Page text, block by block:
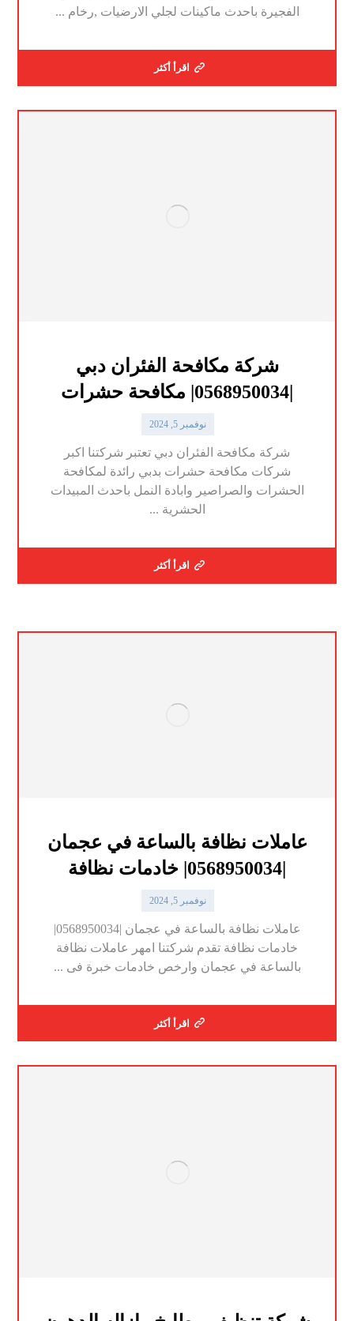
الفجيرة باحدث ماكينات لجلي الارضيات ,رخام ...
اقرأ أكثر
شركة مكافحة الفئران دبي
|0568950034| مكافحة حشرات
نوفمبر 5, 2024
شركة مكافحة الفئران دبي تعتبر شركتنا اكبر
شركات مكافحة حشرات بدبي رائدة لمكافحة
الحشرات والصراصير وابادة النمل باحدث المبيدات
الحشرية ...
اقرأ أكثر
عاملات نظافة بالساعة في عجمان
نوفمبر 5, 2024
عاملات نظافة بالساعة في عجمان |0568950034|
خادمات نظافة تقدم شركتنا امهر عاملات نظافة
بالساعة في عجمان وارخص خادمات خبرة فى ...
اقرأ أكثر